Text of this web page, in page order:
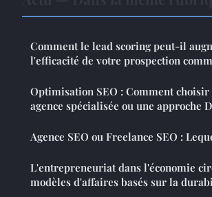
Comment le lead scoring peut-il
l'efficacité de votre prospection
Optimisation SEO : Comment choisir
agence spécialisée ou une approche
Agence SEO ou Freelance SEO :
L'entrepreneuriat dans l'économie
modèles d'affaires basés sur la